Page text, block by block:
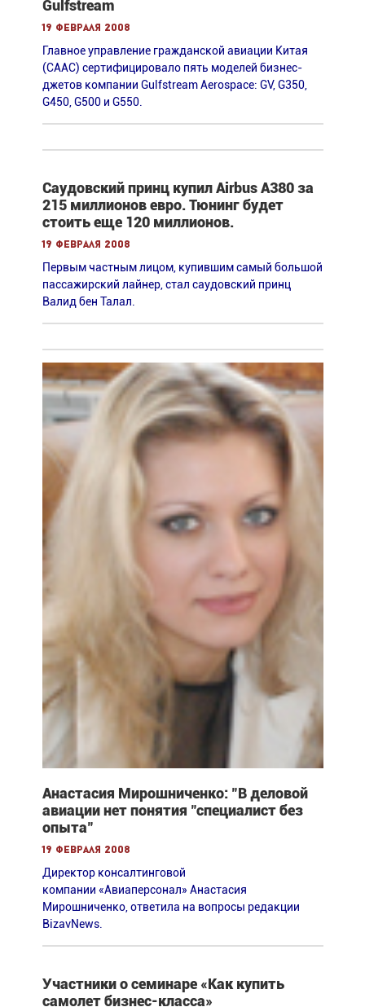
Gulfstream
19 февраля 2008
Главное управление гражданской авиации Китая
(CAAC) сертифицировало пять моделей бизнес-
джетов компании Gulfstream Aerospace: GV, G350,
G450, G500 и G550.
Саудовский принц купил Airbus А380 за
215 миллионов евро. Тюнинг будет
стоить еще 120 миллионов.
19 февраля 2008
Первым частным лицом, купившим самый большой
пассажирский лайнер, стал саудовский принц
Валид бен Талал.
Анастасия Мирошниченко: "В деловой
авиации нет понятия "специалист без
опыта"
19 февраля 2008
Директор консалтинговой
компании «Авиаперсонал» Анастасия
Мирошниченко, ответила на вопросы редакции
BizavNews.
Участники о семинаре «Как купить
самолет бизнес-класса»